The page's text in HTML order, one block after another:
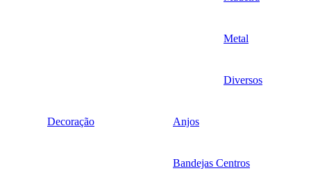
Metal
Diversos
Decoração Anjos
Bandejas Centros